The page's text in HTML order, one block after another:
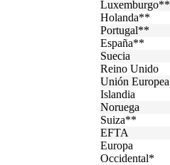
Luxemburgo**
Holanda**
Portugal**
España**
Suecia
Reino Unido
Unión Europea
Islandia
Noruega
Suiza**
EFTA
Europa
Occidental*